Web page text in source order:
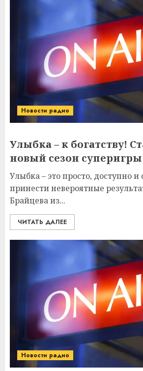
Новости радио
Улыбка – к богатству!
новый сезон
Улыбка – это просто, доступно
принести невероятные
Брайцева из...
ЧИТАТЬ ДАЛЕЕ
Новости радио